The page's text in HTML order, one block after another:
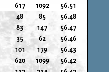
617 1092
56.51
48 85
56.48
83 147
56.47
35 62
56.46
101 179
56.43
620 1099
56.42